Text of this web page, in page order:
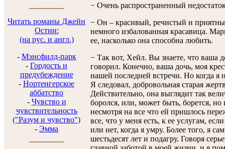
Читать романы Джейн
Остин:
(на рус. и англ.)
- Мэнсфилд-парк
- Гордость и
предубеждение
- Нортенгерское
аббатство
- Чувство и
чувствительность
("Разум и чувство")
- Эмма
− Очень распространенный
− Он – красивый, речистый и
немного избалованная красавица.
ее, насколько она способна любить.
− Так вот, Хейл. Вы знаете, что ваша
говорил. Конечно, ваша дочь, моя
нашей последней встречи. Но когда я
Я следовал, добровольная старая
Действительно, она выглядит так
боролся, или, может быть, борется,
несмотря на все что ей пришлось
все, что у меня есть, к ее услугам,
или нет, когда я умру. Более того, я
шестьдесят лет и подагру. Говоря